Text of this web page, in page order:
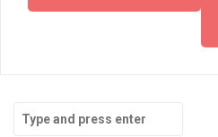
Search
for: